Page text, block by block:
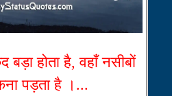
बड़ा होता है, वहाँ नसीबों
पड़ता है ।...